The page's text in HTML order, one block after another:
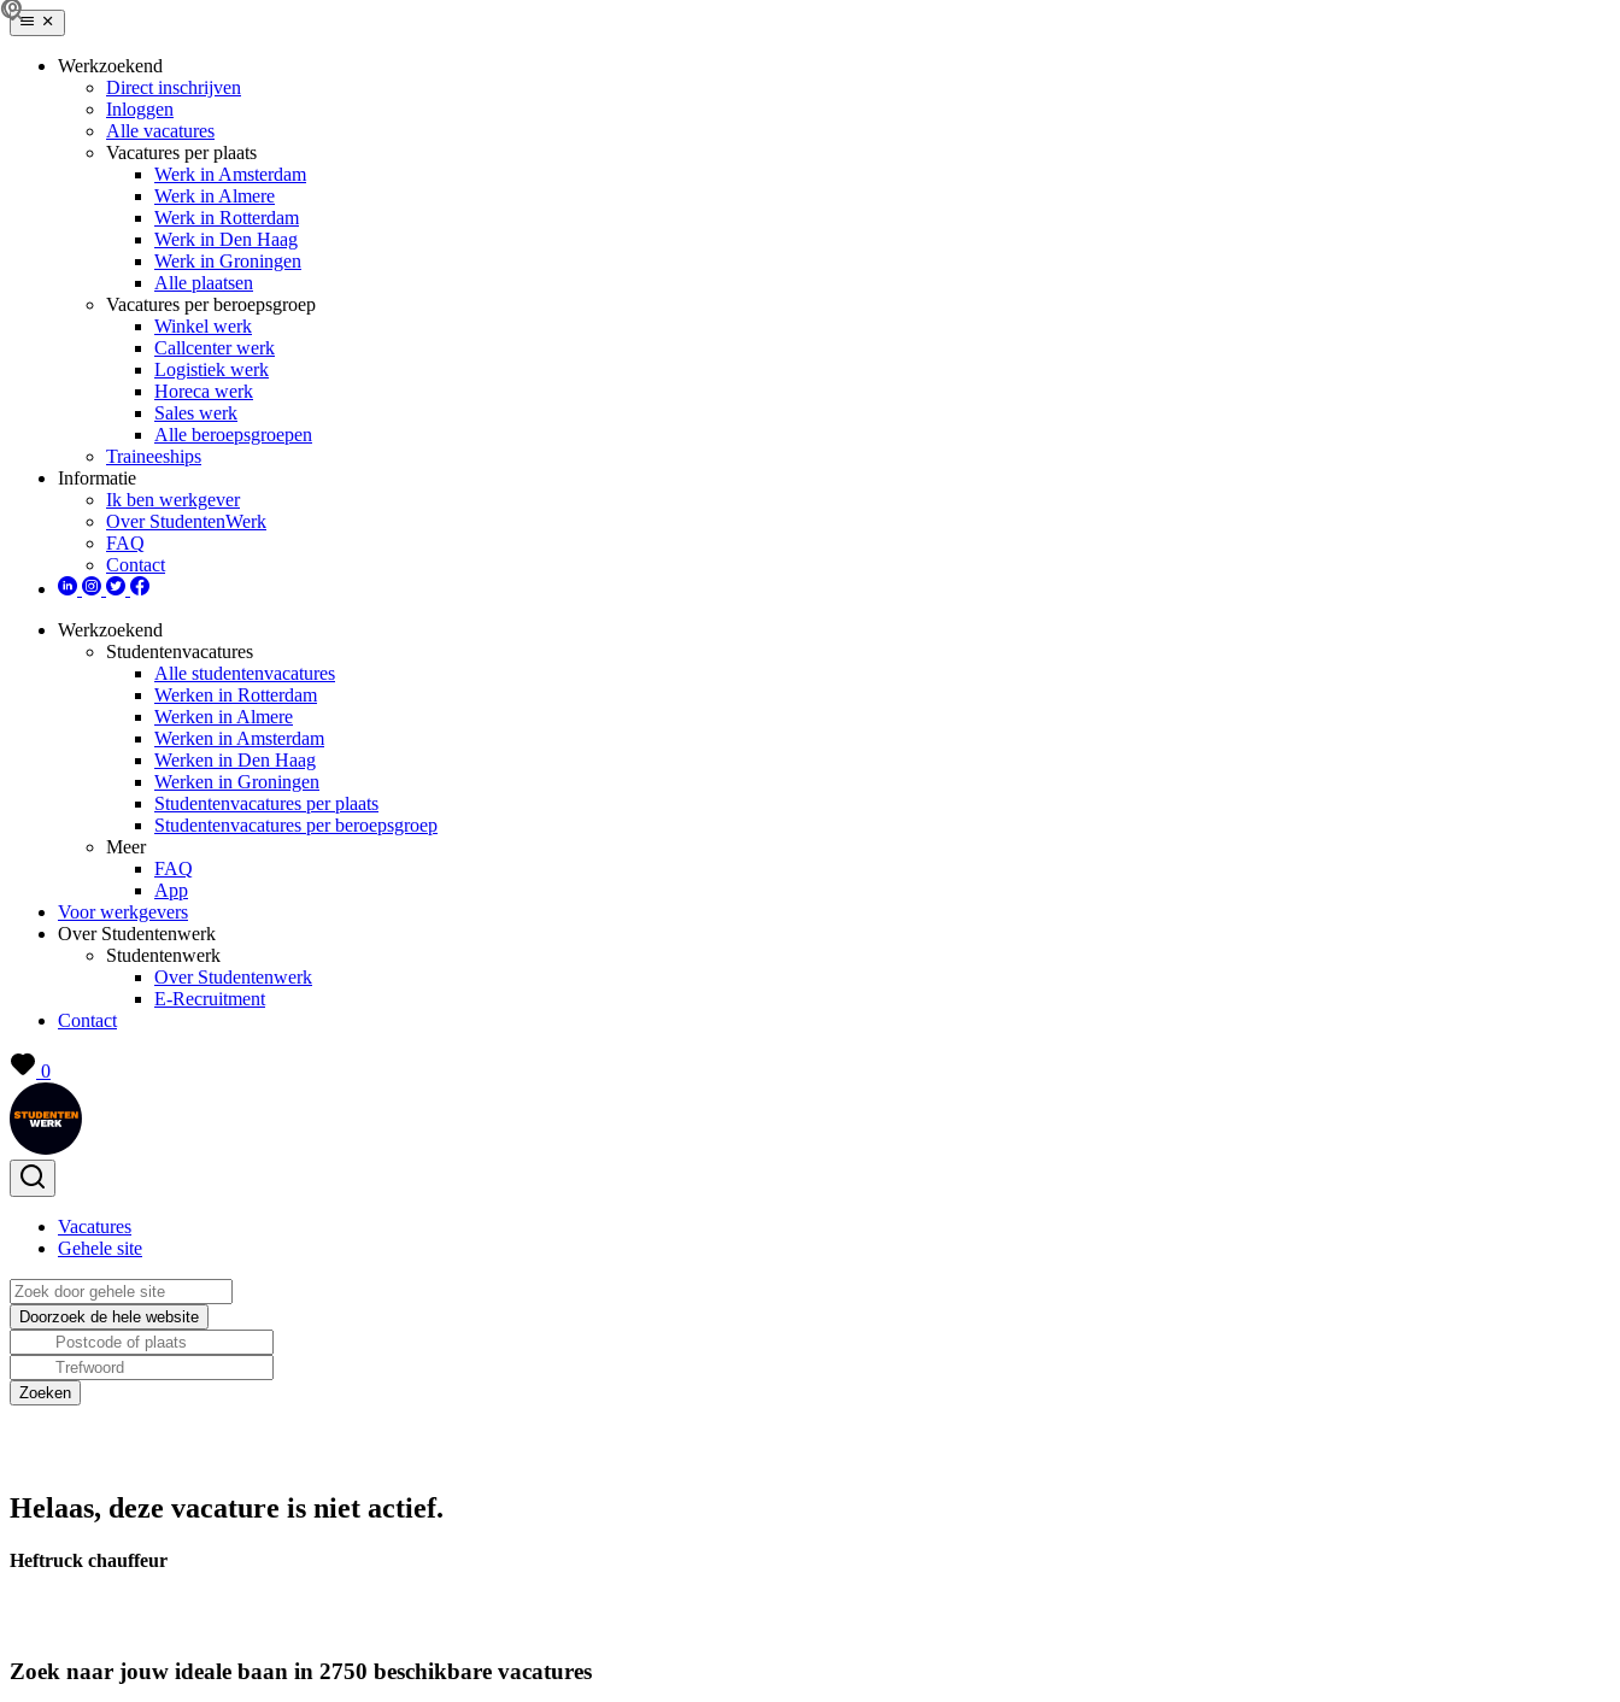
Werkzoekend
Direct inschrijven
Inloggen
Alle vacatures
Vacatures per plaats
Werk in Amsterdam
Werk in Almere
Werk in Rotterdam
Werk in Den Haag
Werk in Groningen
Alle plaatsen
Vacatures per beroepsgroep
Winkel werk
Callcenter werk
Logistiek werk
Horeca werk
Sales werk
Alle beroepsgroepen
Traineeships
Informatie
Ik ben werkgever
Over StudentenWerk
FAQ
Contact
Werkzoekend
Studentenvacatures
Alle studentenvacatures
Werken in Rotterdam
Werken in Almere
Werken in Amsterdam
Werken in Den Haag
Werken in Groningen
Studentenvacatures per plaats
Studentenvacatures per beroepsgroep
Meer
FAQ
App
Voor werkgevers
Over Studentenwerk
Studentenwerk
Over Studentenwerk
E-Recruitment
Contact
0
Vacatures
Gehele site
Helaas, deze vacature is niet actief.
Heftruck chauffeur
Zoek naar jouw ideale baan in 2750 beschikbare vacatures